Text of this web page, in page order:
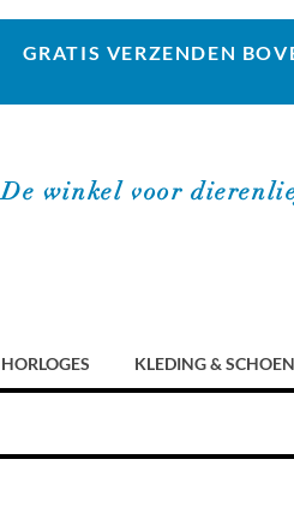
GRATIS VERZENDEN
De winkel voor
HORLOGES KLEDING &